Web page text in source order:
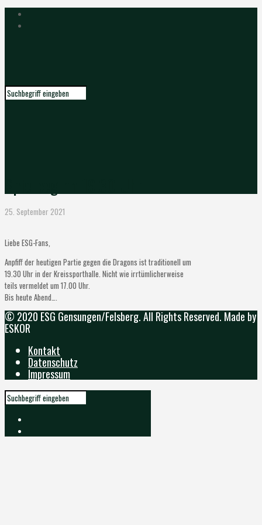
25. September 2021
Liebe ESG-Fans,
Anpfiff der heutigen Partie gegen die Dragons ist traditionell um
19.30 Uhr in der Kreissporthalle. Nicht wie irrtümlicherweise
teils vermeldet um 17.00 Uhr.
Bis heute Abend….
© 2020 ESG Gensungen/Felsberg. All Rights Reserved. Made by
ESKOR
Kontakt
Datenschutz
Impressum